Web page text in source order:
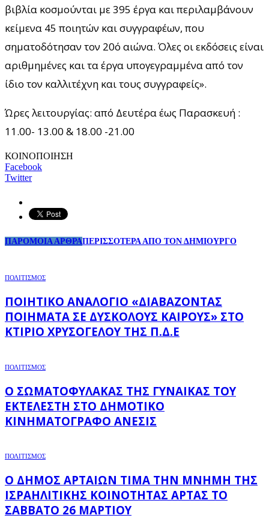
βιβλία κοσμούνται με 395 έργα και περιλαμβάνουν
κείμενα 45 ποιητών και συγγραφέων, που
σηματοδότησαν τον 20ό αιώνα. Όλες οι εκδόσεις είναι
αριθμημένες και τα έργα υπογεγραμμένα από τον
ίδιο τον καλλιτέχνη και τους συγγραφείς».
Ώρες λειτουργίας: από Δευτέρα έως Παρασκευή :
11.00- 13.00 & 18.00 -21.00
ΚΟΙΝΟΠΟΙΗΣΗ
Facebook
Twitter
ΠΑΡΟΜΟΙΑ ΑΡΘΡΑΠΕΡΙΣΣΟΤΕΡΑ ΑΠΟ ΤΟΝ ΔΗΜΙΟΥΡΓΟ
ΠΟΛΙΤΙΣΜΟΣ
ΠΟΙΗΤΙΚΌ ΑΝΑΛΌΓΙΟ «ΔΙΑΒΆΖΟΝΤΑΣ
ΠΟΙΉΜΑΤΑ ΣΕ ΔΎΣΚΟΛΟΥΣ ΚΑΙΡΟΎΣ» ΣΤΟ
ΚΤΊΡΙΟ ΧΡΥΣΌΓΕΛΟΥ ΤΗΣ Π.Δ.Ε
ΠΟΛΙΤΙΣΜΟΣ
Ο ΣΩΜΑΤΟΦΎΛΑΚΑΣ ΤΗΣ ΓΥΝΑΊΚΑΣ ΤΟΥ
ΕΚΤΕΛΕΣΤΉ ΣΤΟ ΔΗΜΟΤΙΚΌ
ΚΙΝΗΜΑΤΟΓΡΆΦΟ ΑΝΕΣΙΣ
ΠΟΛΙΤΙΣΜΟΣ
Ο ΔΉΜΟΣ ΑΡΤΑΊΩΝ ΤΙΜΆ ΤΗΝ ΜΝΉΜΗ ΤΗΣ
ΙΣΡΑΗΛΙΤΙΚΉΣ ΚΟΙΝΌΤΗΤΑΣ ΆΡΤΑΣ ΤΟ
ΣΆΒΒΑΤΟ 26 ΜΑΡΤΊΟΥ